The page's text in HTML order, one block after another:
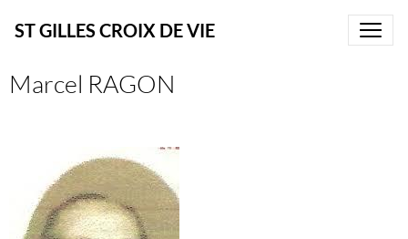
ST GILLES CROIX DE VIE
Marcel RAGON